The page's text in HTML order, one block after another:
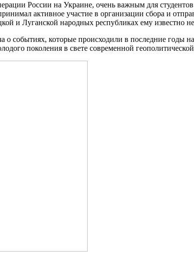
России на Украине, очень важным для
активное участие в организации сбора и
и Луганской народных республиках ему известно
событиях, которые происходили в последние годы
поколения в свете современной